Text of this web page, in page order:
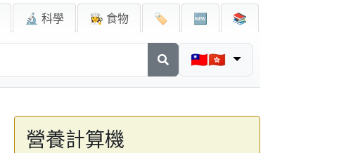
🔬 科學 👩‍🍳 食物 🏷️ 🆕 📚
🇹🇼🇭🇰
營養計算機